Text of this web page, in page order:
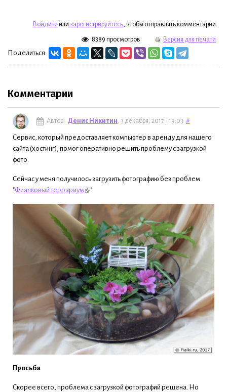
Войдите или зарегистрируйтесь, чтобы отправлять комментарии
8389 просмотров Версия для печати
Поделиться:
Комментарии
Автор: Денис Никитин, 3 декабря, 2017 - 19:03 #
Сервис, который предоставляет компьютер в аренду для нашего
сайта (хостинг), помог оперативно решить проблему с загрузкой
фото.
Сейчас у меня получилось загрузить фотографию без проблем
"Фиалковый террариум ":
Просьба
Скорее всего, проблема с загрузкой фотографий решена. Но